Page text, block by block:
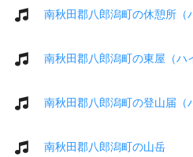
南秋田郡八郎潟町の休憩所（
南秋田郡八郎潟町の東屋（ハ
南秋田郡八郎潟町の登山届（
南秋田郡八郎潟町の山岳